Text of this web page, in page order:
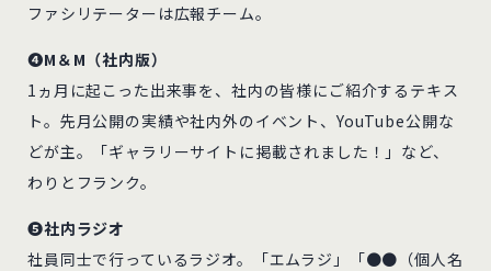
ファシリテーターは広報チーム。
❹M＆M（社内版）
1ヵ月に起こった出来事を、社内の皆様にご紹介するテキス
ト。先月公開の実績や社内外のイベント、YouTube公開な
どが主。「ギャラリーサイトに掲載されました！」など、
わりとフランク。
❺社内ラジオ
社員同士で行っているラジオ。「エムラジ」「●●（個人名